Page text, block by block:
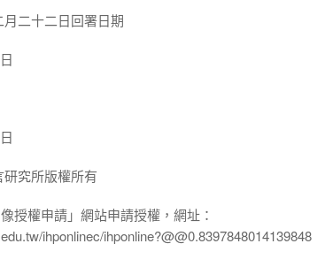
二十二日回署日期
究所版權所有
授權申請」網站申請授權，網址：
ihponlinec/ihponline?@@0.8397848014139848